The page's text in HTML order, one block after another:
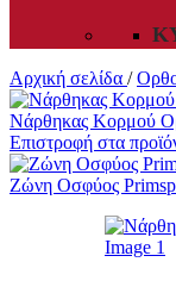
Αρχική σελίδα /
Νάρθηκας Κορμού
Επιστροφή στα
Ζώνη Οσφύος